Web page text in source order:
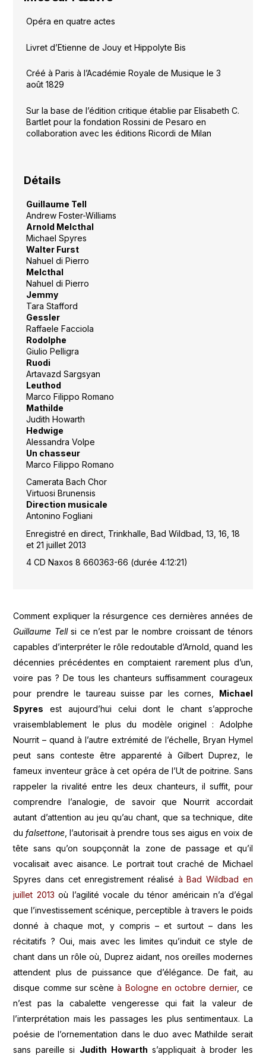
Opéra en quatre actes
Livret d’Etienne de Jouy et Hippolyte Bis
Créé à Paris à l’Académie Royale de Musique le 3
août 1829
Sur la base de l’édition critique établie par Elisabeth C.
Bartlet pour la fondation Rossini de Pesaro en
collaboration avec les éditions Ricordi de Milan
Détails
Guillaume Tell
Andrew Foster-Williams
Arnold Melcthal
Michael Spyres
Walter Furst
Nahuel di Pierro
Melcthal
Nahuel di Pierro
Jemmy
Tara Stafford
Gessler
Raffaele Facciola
Rodolphe
Giulio Pelligra
Ruodi
Artavazd Sargsyan
Leuthod
Marco Filippo Romano
Mathilde
Judith Howarth
Hedwige
Alessandra Volpe
Un chasseur
Marco Filippo Romano
Camerata Bach Chor
Virtuosi Brunensis
Direction musicale
Antonino Fogliani
Enregistré en direct, Trinkhalle, Bad Wildbad, 13, 16, 18
et 21 juillet 2013
4 CD Naxos 8 660363-66 (durée 4:12:21)
Comment expliquer la résurgence ces dernières années de
Guillaume Tellsi ce n’est par le nombre croissant de ténors
capables d’interpréter le rôle redoutable d’Arnold, quand les
décennies précédentes en comptaient rarement plus d’un,
voire pas ? De tous les chanteurs suffisamment courageux
pour prendre le taureau suisse par les cornes, Michael
Spyres est aujourd’hui celui dont le chant s’approche
vraisemblablement le plus du modèle originel : Adolphe
Nourrit – quand à l’autre extrémité de l’échelle, Bryan Hymel
peut sans conteste être apparenté à Gilbert Duprez, le
fameux inventeur grâce à cet opéra de l’Ut de poitrine. Sans
rappeler la rivalité entre les deux chanteurs, il suffit, pour
comprendre l’analogie, de savoir que Nourrit accordait
autant d’attention au jeu qu’au chant, que sa technique, dite
dufalsettone , l’autorisait à prendre tous ses aigus en voix de
tête sans qu’on soupçonnât la zone de passage et qu’il
vocalisait avec aisance. Le portrait tout craché de Michael
Spyres dans cet enregistrement réalisé à Bad Wildbad en
juillet 2013 où l’agilité vocale du ténor américain n’a d’égal
que l’investissement scénique, perceptible à travers le poids
donné à chaque mot, y compris – et surtout – dans les
récitatifs ? Oui, mais avec les limites qu’induit ce style de
chant dans un rôle où, Duprez aidant, nos oreilles modernes
attendent plus de puissance que d’élégance. De fait, au
disque comme sur scèneà Bologne en octobre dernier, ce
n’est pas la cabalette vengeresse qui fait la valeur de
l’interprétation mais les passages les plus sentimentaux. La
poésie de l’ornementation dans le duo avec Mathilde serait
sans pareille si Judith Howarth s’appliquait à broder les